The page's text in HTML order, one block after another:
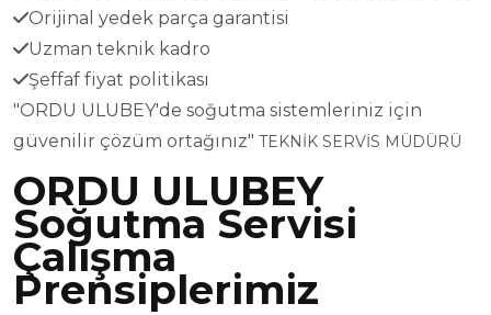
Orijinal yedek parça garantisi
Uzman teknik kadro
Şeffaf fiyat politikası
"ORDU ULUBEY'de soğutma sistemleriniz için
güvenilir çözüm ortağınız" TEKNİK SERVİS MÜDÜRÜ
ORDU ULUBEY
Soğutma Servisi
Çalışma
Prensiplerimiz